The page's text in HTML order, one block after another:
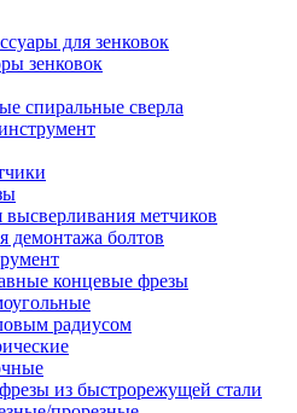
для зенковок
зенковок
спиральные сверла
высверливания метчиков
демонтажа болтов
концевые фрезы
радиусом
из быстрорежущей стали